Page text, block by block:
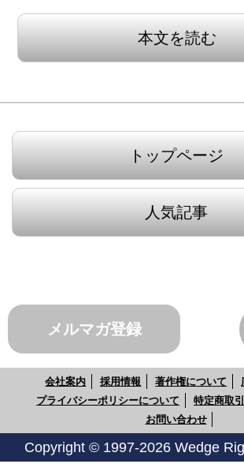
本文を読む
トップページ
人気記事
メルマガ登録
会社案内 採用情報 著作権について
プライバシーポリシーについて
特定商取
お問い合わせ
Copyright © 1997-2026 Wedge